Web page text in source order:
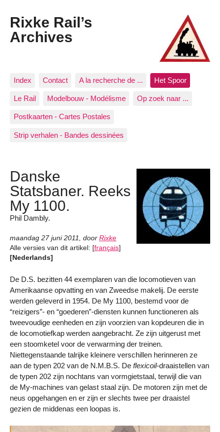
Rixke Rail’s
Archives
Index Contact A la recherche de ... Het Spoor
Le Rail Modelbouw - Modélisme Op zoek naar ...
Postkaarten - Cartes Postales
Strip verhalen - Bandes dessinées
Danske
Statsbaner. Reeks
My 1100.
Phil Dambly.
maandag 27 juni 2011, door Rixke
Alle versies van dit artikel: [français]
[Nederlands]
De D.S. bezitten 44 exemplaren van die locomotieven van
Amerikaanse opvatting en van Zweedse makelij. De eerste
werden geleverd in 1954. De My 1100, bestemd voor de
“reizigers”- en “goederen”-diensten kunnen functioneren als
tweevoudige eenheden en zijn voorzien van kopdeuren die in
de locomotiefkap werden aangebracht. Ze zijn uitgerust met
een stoomketel voor de verwarming der treinen.
Niettegenstaande talrijke kleinere verschillen herinneren ze
aan de typen 202 van de N.M.B.S. De flexicoil-draaistellen van
de typen 202 zijn nochtans van vormgietstaal, terwijl die van
de My-machines van gelast staal zijn. De motoren zijn met de
neus opgehangen en er zijn er slechts twee per draaistel
gezien de middenas een loopas is.